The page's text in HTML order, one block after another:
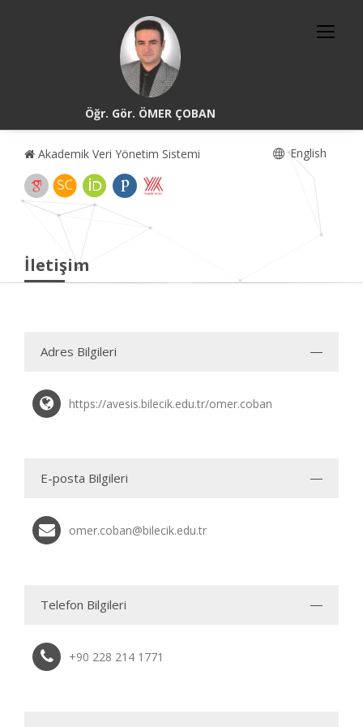
Öğr. Gör. ÖMER ÇOBAN
Akademik Veri Yönetim Sistemi English
İletişim
Adres Bilgileri
https://avesis.bilecik.edu.tr/omer.coban
E-posta Bilgileri
omer.coban@bilecik.edu.tr
Telefon Bilgileri
+90 228 214 1771